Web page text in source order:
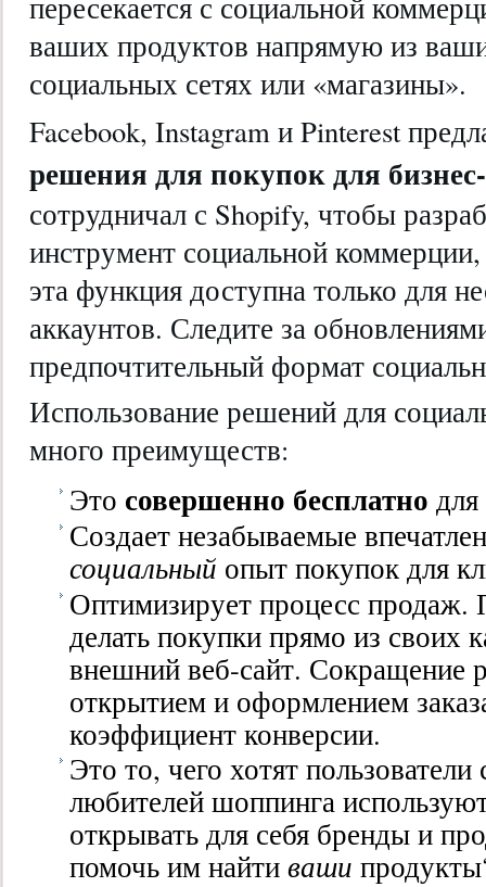
ваших продуктов напрямую из
социальных сетях или «магазины».
Facebook, Instagram и Pinterest
решения для покупок для
сотрудничал с Shopify, чтобы
инструмент социальной
эта функция доступна только для
аккаунтов. Следите за
предпочтительный формат
Использование решений для
много преимуществ:
Это совершенно бесплатно
Создает незабываемые
социальный опыт покупок для
Оптимизирует процесс продаж.
делать покупки прямо из своих
внешний веб-сайт. Сокращение
открытием и оформлением
коэффициент конверсии.
Это то, чего хотят
любителей шоппинга
открывать для себя бренды и
помочь им найти ваши